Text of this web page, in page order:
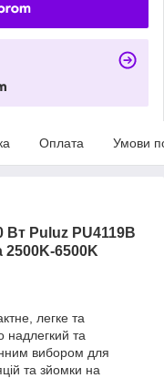
Оплата Умови
Вт Puluz PU4119B
2500K-6500K
легке та
надлегкий та
вибором для
та зйомки на